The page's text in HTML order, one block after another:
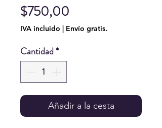
$750,00
IVA incluido | Envío gratis.
Cantidad*
Añadir a la cesta